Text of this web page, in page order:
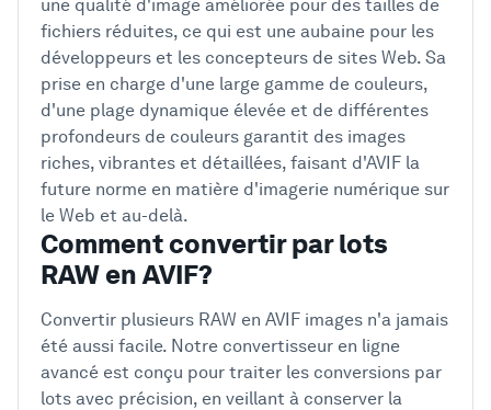
une qualité d'image améliorée pour des tailles de
fichiers réduites, ce qui est une aubaine pour les
développeurs et les concepteurs de sites Web. Sa
prise en charge d'une large gamme de couleurs,
d'une plage dynamique élevée et de différentes
profondeurs de couleurs garantit des images
riches, vibrantes et détaillées, faisant d'AVIF la
future norme en matière d'imagerie numérique sur
le Web et au-delà.
Comment convertir par lots
RAW en AVIF?
Convertir plusieurs RAW en AVIF images n'a jamais
été aussi facile. Notre convertisseur en ligne
avancé est conçu pour traiter les conversions par
lots avec précision, en veillant à conserver la